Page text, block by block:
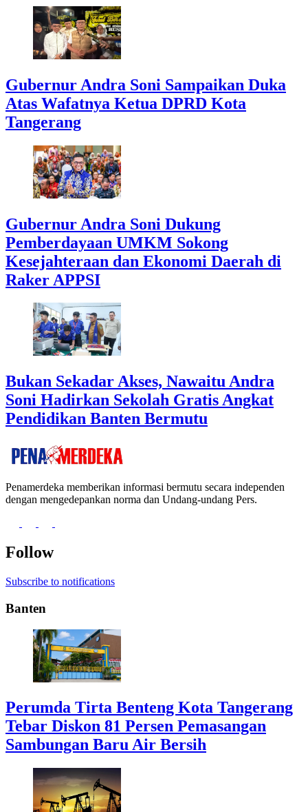
Gubernur Andra Soni Sampaikan Duka
Atas Wafatnya Ketua DPRD Kota
Tangerang
Gubernur Andra Soni Dukung
Pemberdayaan UMKM Sokong
Kesejahteraan dan Ekonomi Daerah di
Raker APPSI
Bukan Sekadar Akses, Nawaitu Andra
Soni Hadirkan Sekolah Gratis Angkat
Pendidikan Banten Bermutu
Penamerdeka memberikan informasi bermutu secara independen
dengan mengedepankan norma dan Undang-undang Pers.
Follow
Subscribe to notifications
Banten
Perumda Tirta Benteng Kota Tangerang
Tebar Diskon 81 Persen Pemasangan
Sambungan Baru Air Bersih